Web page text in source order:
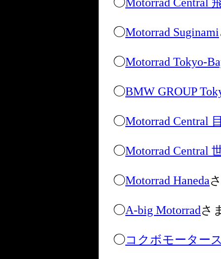
◯Motorrad Suginami
◯Motorrad Tokyo-
◯BMW GROUP
◯Motorrad Central
◯Motorrad Central
◯Motorrad Haneda
◯A-big Motorradさ
◯コクボモーター